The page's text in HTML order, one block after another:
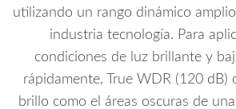
utilizando un rango dinámico
industria tecnología. Para
condiciones de luz brillante y
rápidamente, True WDR (120 dB)
brillo como el áreas oscuras de